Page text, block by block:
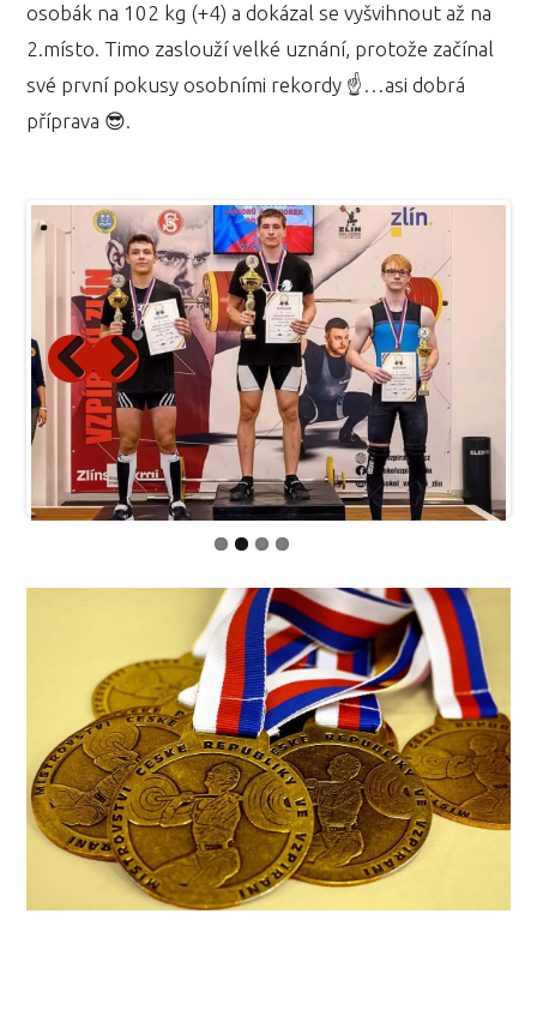
osobák na 102 kg (+4) a dokázal se vyšvihnout až na
2.místo. Timo zaslouží velké uznání, protože začínal
své první pokusy osobními rekordy ☝️…asi dobrá
příprava 😎.
PreviousNext